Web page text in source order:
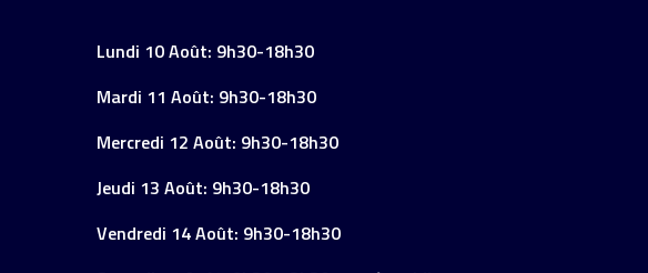
Lundi 10 Août: 9h30-18h30
Mardi 11 Août: 9h30-18h30
Mercredi 12 Août: 9h30-18h30
Jeudi 13 Août: 9h30-18h30
Vendredi 14 Août: 9h30-18h30